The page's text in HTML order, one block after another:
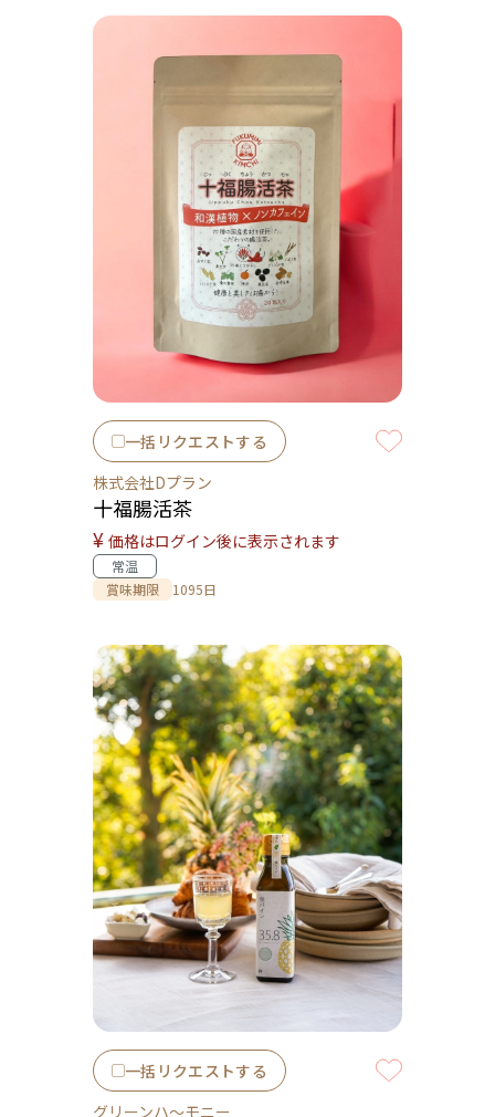
一括リクエストする
株式会社Dプラン
十福腸活茶
¥ 価格はログイン後に表示されます
常温
賞味期限
1095日
一括リクエストする
グリーンハ～モニー